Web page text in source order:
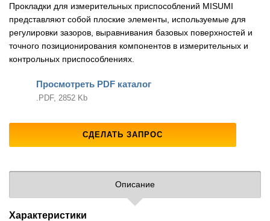
Прокладки для измерительных приспособлений MISUMI
представляют собой плоские элементы, используемые для
регулировки зазоров, выравнивания базовых поверхностей и
точного позиционирования компонентов в измерительных и
контрольных приспособлениях.
Просмотреть PDF каталог
.PDF, 2852 Kb
СДЕЛАТЬ ЗАПРОС
Описание
Характеристики